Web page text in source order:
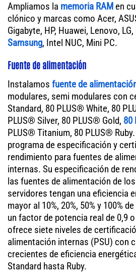
Ampliamos la memoria RAM en
clónico y marcas como Acer,
Gigabyte, HP, Huawei, Lenovo,
Samsung, Intel NUC, Mini PC.
Fuente de alimentación
Instalamos fuente de
modulares, semi modulares con
Standard, 80 PLUS® White, 80
PLUS® Silver, 80 PLUS® Gold, 80
PLUS® Titanium, 80 PLUS®
programa de especificación y
rendimiento para fuentes de
internas. Su especificación de
las fuentes de alimentación de
servidores tengan una eficiencia
mayor al 10%, 20%, 50% y 100%
un factor de potencia real de 0,9
ofrece siete niveles de
alimentación internas (PSU) con
crecientes de eficiencia
Standard hasta Ruby.